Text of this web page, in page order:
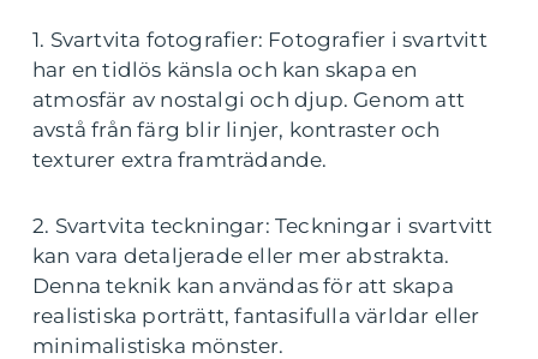
1. Svartvita fotografier: Fotografier i svartvitt
har en tidlös känsla och kan skapa en
atmosfär av nostalgi och djup. Genom att
avstå från färg blir linjer, kontraster och
texturer extra framträdande.
2. Svartvita teckningar: Teckningar i svartvitt
kan vara detaljerade eller mer abstrakta.
Denna teknik kan användas för att skapa
realistiska porträtt, fantasifulla världar eller
minimalistiska mönster.